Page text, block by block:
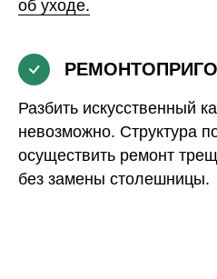
об уходе.
Разбить искусственный
невозможно. Структура
осуществить ремонт
без замены столешницы.